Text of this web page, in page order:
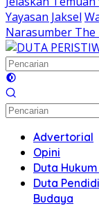
Yayasan Jaksel
Narasumber The
Advertorial
Opini
Duta
Duta
Budaya